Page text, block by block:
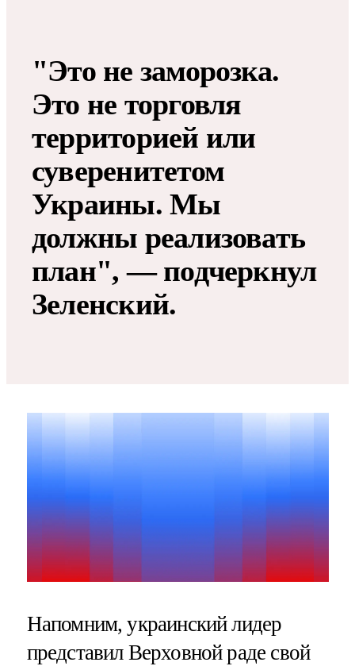
"Это не заморозка.
Это не торговля
территорией или
суверенитетом
Украины. Мы
должны реализовать
план", — подчеркнул
Зеленский.
Напомним, украинский лидер
представил Верховной раде свой